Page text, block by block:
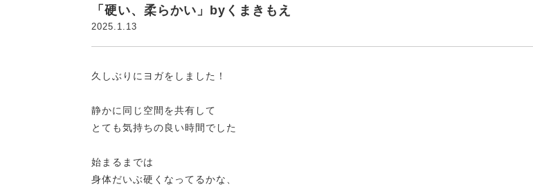
「硬い、柔らかい」byくまきもえ
2025.1.13
久しぶりにヨガをしました！
静かに同じ空間を共有して
とても気持ちの良い時間でした
始まるまでは
身体だいぶ硬くなってるかな、